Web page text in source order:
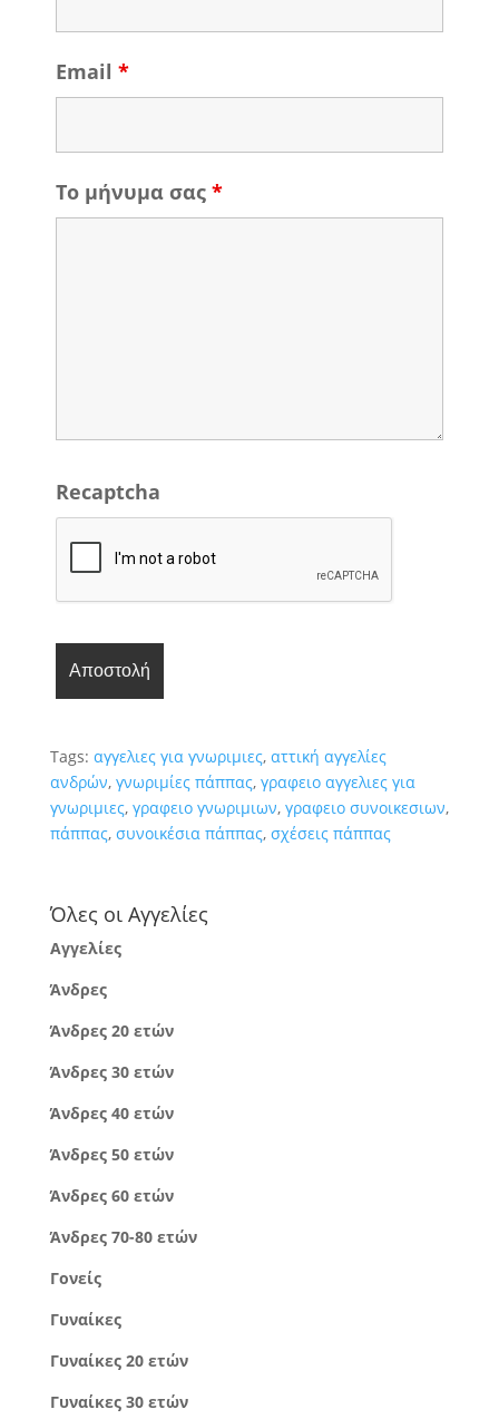
Email *
Το μήνυμα σας *
Recaptcha
Tags: αγγελιες για γνωριμιες, αττική αγγελίες
ανδρών, γνωριμίες πάππας, γραφειο αγγελιες για
γνωριμιες, γραφειο γνωριμιων, γραφειο συνοικεσιων,
πάππας, συνοικέσια πάππας, σχέσεις πάππας
Όλες οι Αγγελίες
Αγγελίες
Άνδρες
Άνδρες 20 ετών
Άνδρες 30 ετών
Άνδρες 40 ετών
Άνδρες 50 ετών
Άνδρες 60 ετών
Άνδρες 70-80 ετών
Γονείς
Γυναίκες
Γυναίκες 20 ετών
Γυναίκες 30 ετών